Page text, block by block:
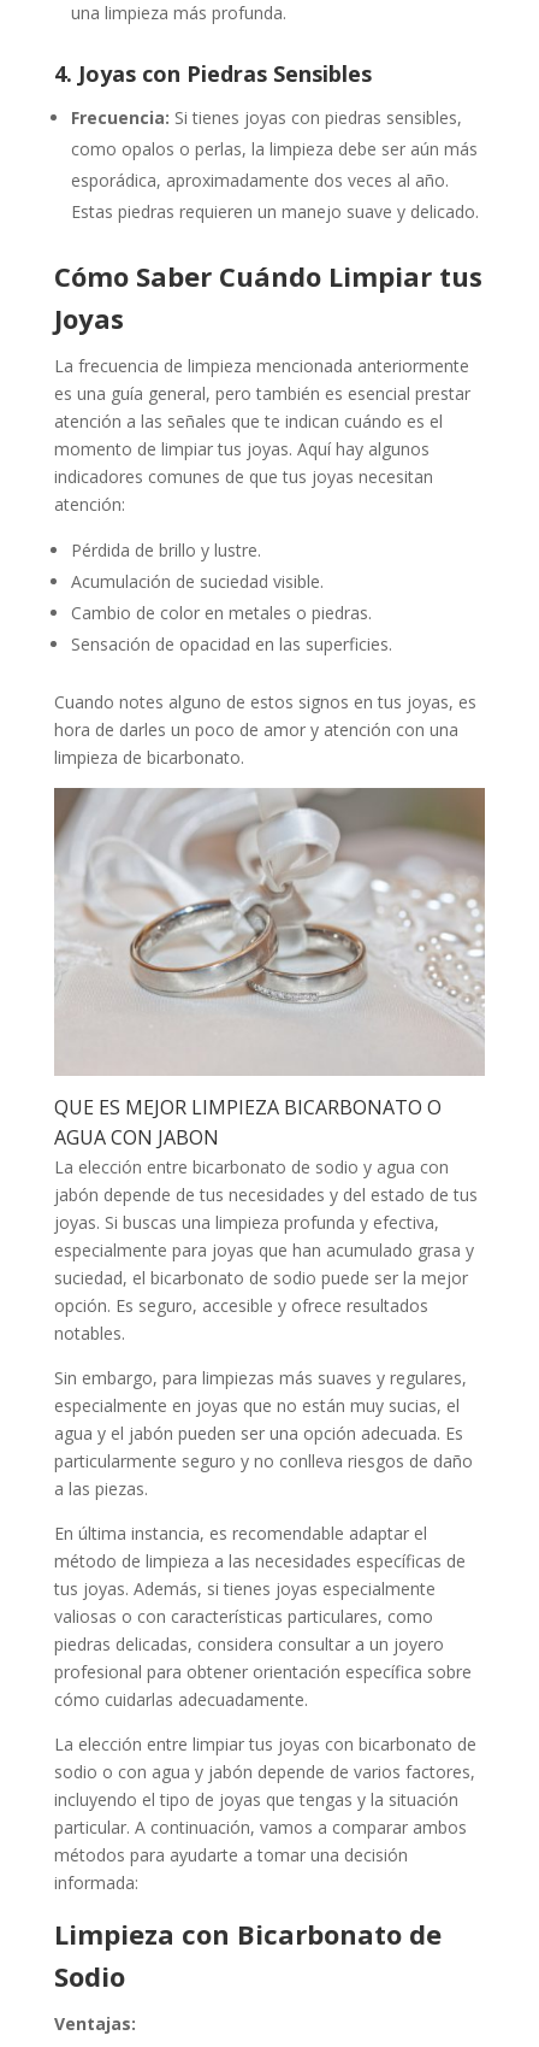
una limpieza más profunda.
4. Joyas con Piedras Sensibles
Frecuencia: Si tienes joyas con piedras sensibles,
como opalos o perlas, la limpieza debe ser aún más
esporádica, aproximadamente dos veces al año.
Estas piedras requieren un manejo suave y delicado.
Cómo Saber Cuándo Limpiar tus
Joyas
La frecuencia de limpieza mencionada anteriormente
es una guía general, pero también es esencial prestar
atención a las señales que te indican cuándo es el
momento de limpiar tus joyas. Aquí hay algunos
indicadores comunes de que tus joyas necesitan
atención:
Pérdida de brillo y lustre.
Acumulación de suciedad visible.
Cambio de color en metales o piedras.
Sensación de opacidad en las superficies.
Cuando notes alguno de estos signos en tus joyas, es
hora de darles un poco de amor y atención con una
limpieza de bicarbonato.
QUE ES MEJOR LIMPIEZA BICARBONATO O
AGUA CON JABON
La elección entre bicarbonato de sodio y agua con
jabón depende de tus necesidades y del estado de tus
joyas. Si buscas una limpieza profunda y efectiva,
especialmente para joyas que han acumulado grasa y
suciedad, el bicarbonato de sodio puede ser la mejor
opción. Es seguro, accesible y ofrece resultados
notables.
Sin embargo, para limpiezas más suaves y regulares,
especialmente en joyas que no están muy sucias, el
agua y el jabón pueden ser una opción adecuada. Es
particularmente seguro y no conlleva riesgos de daño
a las piezas.
En última instancia, es recomendable adaptar el
método de limpieza a las necesidades específicas de
tus joyas. Además, si tienes joyas especialmente
valiosas o con características particulares, como
piedras delicadas, considera consultar a un joyero
profesional para obtener orientación específica sobre
cómo cuidarlas adecuadamente.
La elección entre limpiar tus joyas con bicarbonato de
sodio o con agua y jabón depende de varios factores,
incluyendo el tipo de joyas que tengas y la situación
particular. A continuación, vamos a comparar ambos
métodos para ayudarte a tomar una decisión
informada:
Limpieza con Bicarbonato de
Sodio
Ventajas: